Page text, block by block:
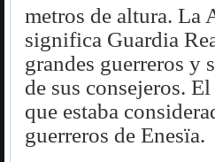
metros de altura. La
significa Guardia
grandes guerreros y
de sus consejeros.
que estaba
guerreros de Enesïa.